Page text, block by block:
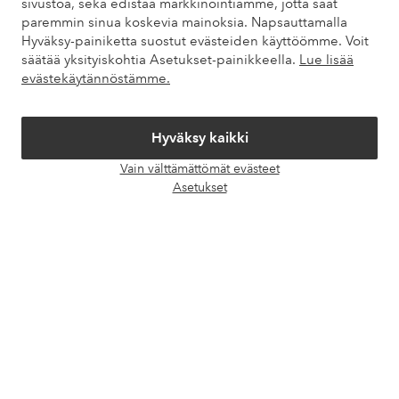
sivustoa, sekä edistää markkinointiamme, jotta saat
paremmin sinua koskevia mainoksia. Napsauttamalla
Hyväksy-painiketta suostut evästeiden käyttöömme. Voit
säätää yksityiskohtia Asetukset-painikkeella. Lue lisää
evästekäytännöstämme.
Hyväksy kaikki
Vain välttämättömät evästeet
Asetukset
Omat sivut